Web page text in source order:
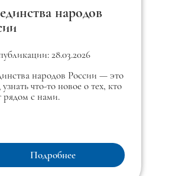
народов
28.03.2026
народов России — это
что-то новое о тех, кто
рядом с нами.
Подробнее